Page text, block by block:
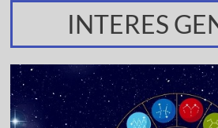
INTERES